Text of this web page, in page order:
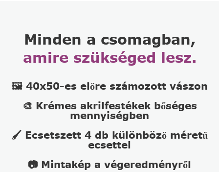
Minden a csomagban,
amire szükséged lesz.
🖼️ 40x50-es előre számozott vászon
🎨 Krémes akrilfestékek bőséges
mennyiségben
🖌️ Ecsetszett 4 db különböző méretű
ecsettel
📷 Mintakép a végeredményről